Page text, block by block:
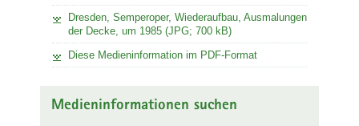
Dresden, Semperoper, Wiederaufbau, Ausmalungen
der Decke, um 1985 (JPG; 700 kB)
Diese Medieninformation im PDF-Format
Medieninformationen suchen